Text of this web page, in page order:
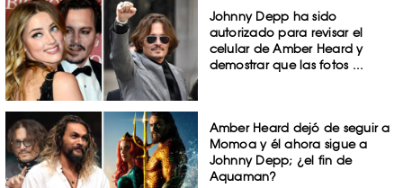
Johnny Depp ha sido
autorizado para revisar el
celular de Amber Heard y
demostrar que las fotos ...
Amber Heard dejó de seguir a
Momoa y él ahora sigue a
Johnny Depp; ¿el fin de
Aquaman?